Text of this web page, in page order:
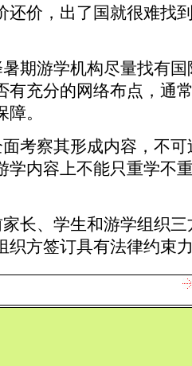
还价，出了国就很难找
游学机构尽量找有国
有充分的网络布点，通
。
察其形成内容，不可
学内容上不能只重学不
、学生和游学组织三
织方签订具有法律约束